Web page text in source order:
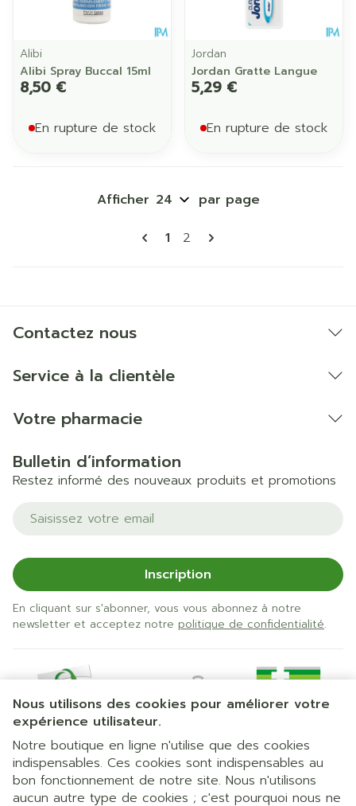
Nous utilisons des cookies pour améliorer votre
expérience utilisateur.
Notre boutique en ligne n'utilise que des cookies
indispensables. Ces cookies sont indispensables au
bon fonctionnement de notre site. Nous n'utilisons
aucun autre type de cookies ; c'est pourquoi nous ne
Alibi
Alibi Spray Buccal 15ml
8,50 €
En rupture de stock
Jordan
Jordan Gratte Langue
5,29 €
En rupture de stock
Pages
Vous lisez actuellement la
1 Page
2
Afficher par page
Contactez nous
Service à la clientèle
Votre pharmacie
Bulletin d’information
Restez informé des nouveaux produits et promotions
Adresse mail
Inscription
En cliquant sur s'abonner, vous vous abonnez à notre
newsletter et acceptez notre politique de confidentialité.
Liens légaux